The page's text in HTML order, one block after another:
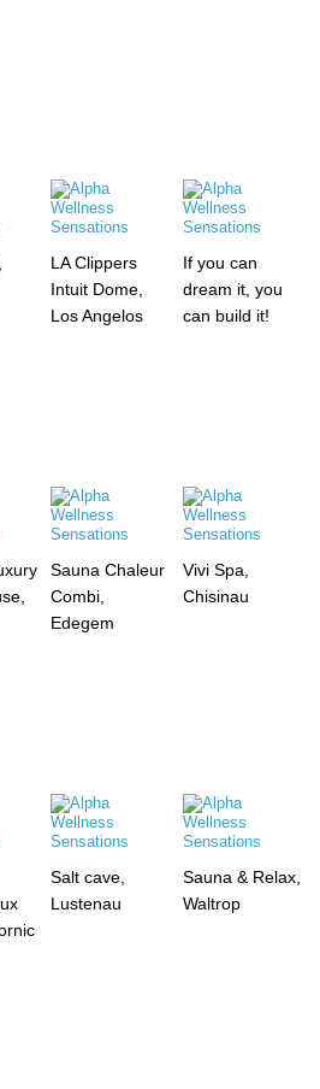
LA Clippers
Intuit Dome,
Los Angelos
If you can
dream it, you
can build it!
Sauna Chaleur
Combi,
Edegem
Vivi Spa,
Chisinau
Salt cave,
Lustenau
Sauna & Relax,
Waltrop